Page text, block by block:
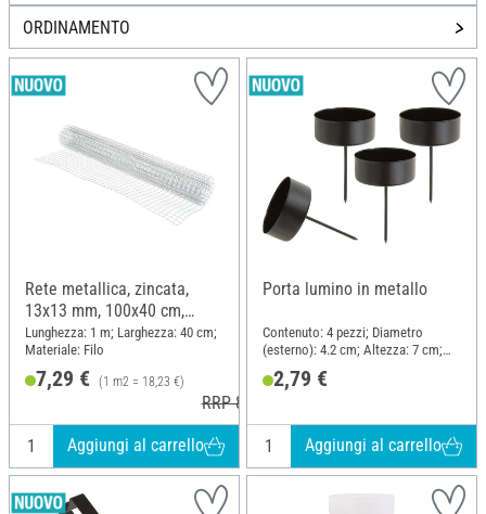
ORDINAMENTO
Rete metallica, zincata,
13x13 mm, 100x40 cm,
grigio argento
Lunghezza: 1 m; Larghezza: 40 cm;
Materiale: Filo
7,29 € (1 m2 = 18,23 €)
RRP 8,59 €
Aggiungi al carrello
Porta lumino in metallo
Contenuto: 4 pezzi; Diametro
(esterno): 4.2 cm; Altezza: 7 cm;
2,79 €
Aggiungi al carrello